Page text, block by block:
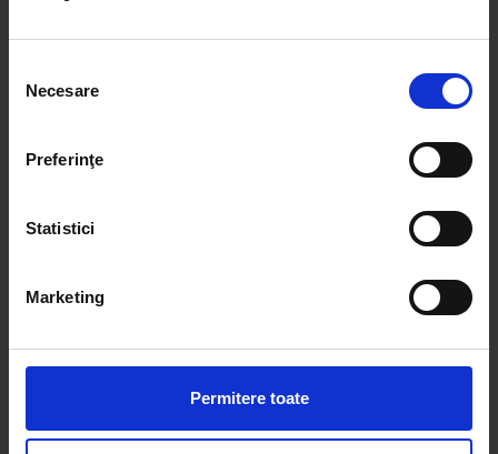
consimțământului
Necesare
Preferinţe
Statistici
Marketing
Permitere toate